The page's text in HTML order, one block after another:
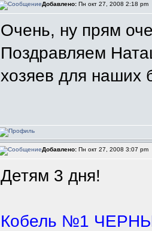
Добавлено: Пн окт 27, 2008 2:18 pm
Очень, ну прям
Поздравляем
хозяев для наших
Добавлено: Пн окт 27, 2008 3:07 pm
Детям 3 дня!
Кобель №1